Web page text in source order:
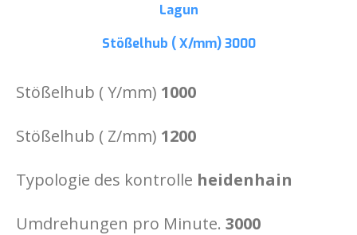
Lagun
Stößelhub ( X/mm)3000
Stößelhub ( Y/mm) 1000
Stößelhub ( Z/mm) 1200
Typologie des kontrolle heidenhain
Umdrehungen pro Minute. 3000